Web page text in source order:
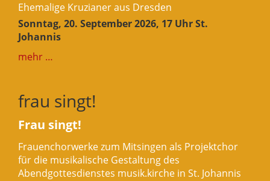
Ehemalige Kruzianer aus Dresden
Sonntag, 20. September 2026, 17 Uhr St.
Johannis
mehr …
frau singt!
Frau singt!
Frauenchorwerke zum Mitsingen als Projektchor
für die musikalische Gestaltung des
Abendgottesdienstes musik.kirche in St. Johannis